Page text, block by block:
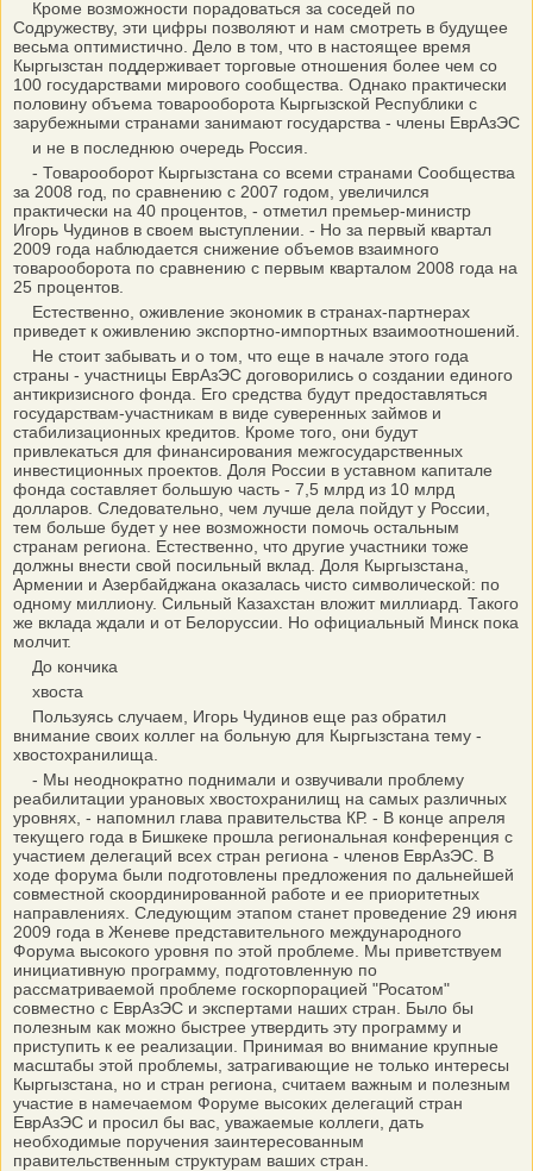
Кроме возможности порадоваться за соседей по
Содружеству, эти цифры позволяют и нам смотреть в будущее
весьма оптимистично. Дело в том, что в настоящее время
Кыргызстан поддерживает торговые отношения более чем со
100 государствами мирового сообщества. Однако практически
половину объема товарооборота Кыргызской Республики с
зарубежными странами занимают государства - члены ЕврАзЭС
и не в последнюю очередь Россия.
- Товарооборот Кыргызстана со всеми странами Сообщества
за 2008 год, по сравнению с 2007 годом, увеличился
практически на 40 процентов, - отметил премьер-министр
Игорь Чудинов в своем выступлении. - Но за первый квартал
2009 года наблюдается снижение объемов взаимного
товарооборота по сравнению с первым кварталом 2008 года на
25 процентов.
Естественно, оживление экономик в странах-партнерах
приведет к оживлению экспортно-импортных взаимоотношений.
Не стоит забывать и о том, что еще в начале этого года
страны - участницы ЕврАзЭС договорились о создании единого
антикризисного фонда. Его средства будут предоставляться
государствам-участникам в виде суверенных займов и
стабилизационных кредитов. Кроме того, они будут
привлекаться для финансирования межгосударственных
инвестиционных проектов. Доля России в уставном капитале
фонда составляет большую часть - 7,5 млрд из 10 млрд
долларов. Следовательно, чем лучше дела пойдут у России,
тем больше будет у нее возможности помочь остальным
странам региона. Естественно, что другие участники тоже
должны внести свой посильный вклад. Доля Кыргызстана,
Армении и Азербайджана оказалась чисто символической: по
одному миллиону. Сильный Казахстан вложит миллиард. Такого
же вклада ждали и от Белоруссии. Но официальный Минск пока
молчит.
До кончика
хвоста
Пользуясь случаем, Игорь Чудинов еще раз обратил
внимание своих коллег на больную для Кыргызстана тему -
хвостохранилища.
- Мы неоднократно поднимали и озвучивали проблему
реабилитации урановых хвостохранилищ на самых различных
уровнях, - напомнил глава правительства КР. - В конце апреля
текущего года в Бишкеке прошла региональная конференция с
участием делегаций всех стран региона - членов ЕврАзЭС. В
ходе форума были подготовлены предложения по дальнейшей
совместной скоординированной работе и ее приоритетных
направлениях. Следующим этапом станет проведение 29 июня
2009 года в Женеве представительного международного
Форума высокого уровня по этой проблеме. Мы приветствуем
инициативную программу, подготовленную по
рассматриваемой проблеме госкорпорацией "Росатом"
совместно с ЕврАзЭС и экспертами наших стран. Было бы
полезным как можно быстрее утвердить эту программу и
приступить к ее реализации. Принимая во внимание крупные
масштабы этой проблемы, затрагивающие не только интересы
Кыргызстана, но и стран региона, считаем важным и полезным
участие в намечаемом Форуме высоких делегаций стран
ЕврАзЭС и просил бы вас, уважаемые коллеги, дать
необходимые поручения заинтересованным
правительственным структурам ваших стран.